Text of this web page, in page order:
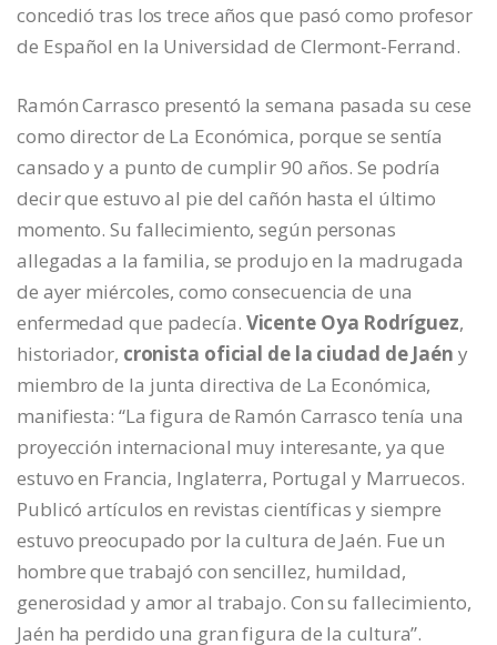
concedió tras los trece años que pasó como profesor
de Español en la Universidad de Clermont-Ferrand.
Ramón Carrasco presentó la semana pasada su cese
como director de La Económica, porque se sentía
cansado y a punto de cumplir 90 años. Se podría
decir que estuvo al pie del cañón hasta el último
momento. Su fallecimiento, según personas
allegadas a la familia, se produjo en la madrugada
de ayer miércoles, como consecuencia de una
enfermedad que padecía. Vicente Oya Rodríguez,
historiador, cronista oficial de la ciudad de Jaén y
miembro de la junta directiva de La Económica,
manifiesta: “La figura de Ramón Carrasco tenía una
proyección internacional muy interesante, ya que
estuvo en Francia, Inglaterra, Portugal y Marruecos.
Publicó artículos en revistas científicas y siempre
estuvo preocupado por la cultura de Jaén. Fue un
hombre que trabajó con sencillez, humildad,
generosidad y amor al trabajo. Con su fallecimiento,
Jaén ha perdido una gran figura de la cultura”.